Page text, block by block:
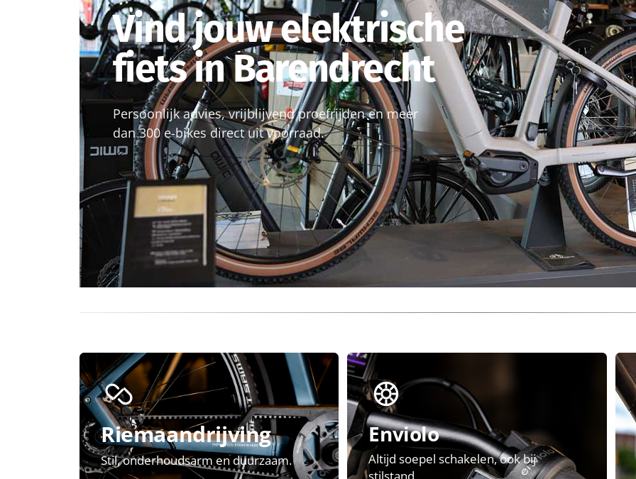
Vind jouw elektrische
fiets in Barendrecht
Persoonlijk advies, vrijblijvend proefrijden en meer
dan 300 e-bikes direct uit voorraad.
Riemaandrijving
Stil, onderhoudsarm en duurzaam.
Enviolo
Altijd soepel schakelen, ook bij